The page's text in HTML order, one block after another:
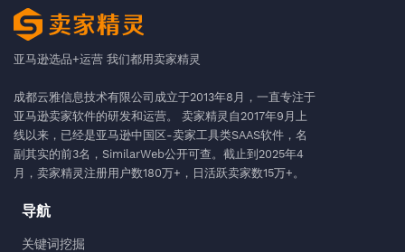
亚马逊选品+运营 我们都用卖家精灵
成都云雅信息技术有限公司成立于2013年8月，一直专注于
亚马逊卖家软件的研发和运营。 卖家精灵自2017年9月上
线以来，已经是亚马逊中国区-卖家工具类SAAS软件，名
副其实的前3名，SimilarWeb公开可查。截止到2025年4
月，卖家精灵注册用户数180万+，日活跃卖家数15万+。
导航
关键词挖掘